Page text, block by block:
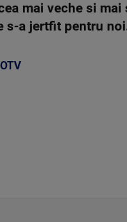
mai veche si
s-a jertfit pentru